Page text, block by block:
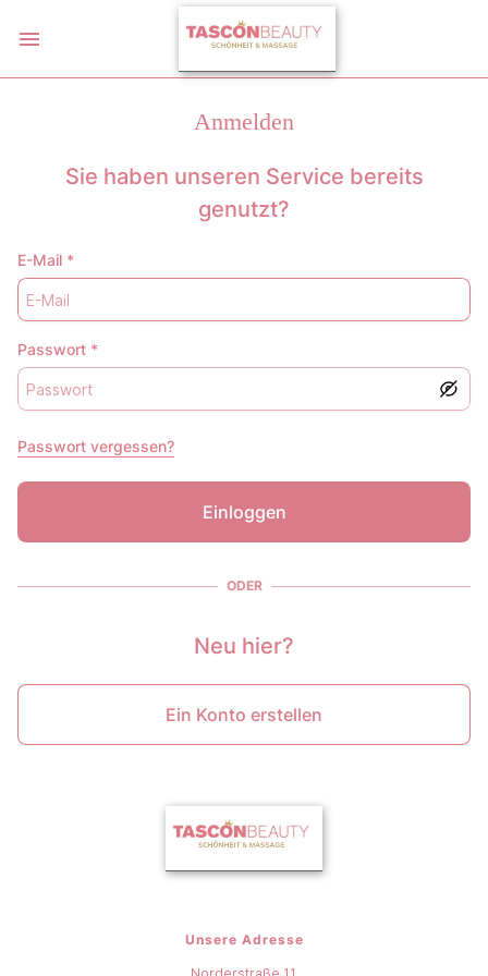
Anmelden
Sie haben unseren Service bereits
genutzt?
E-Mail *
Passwort *
Einloggen
Passwort vergessen?
ODER
Neu hier?
Ein Konto erstellen
Unsere Adresse